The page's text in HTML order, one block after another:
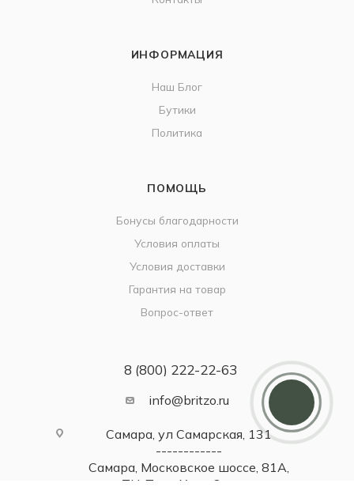
ИНФОРМАЦИЯ
Наш Блог
Бутики
Политика
ПОМОЩЬ
Бонусы благодарности
Условия оплаты
Условия доставки
Гарантия на товар
Вопрос-ответ
8 (800) 222-22-63
info@britzo.ru
Самара, ул Самарская, 131
------------
Самара, Московское шоссе, 81А,
ТЦ Парк Хаус, 2 этаж
Дарим 5000 балов
благодарности зачисляем 5 000 бонусов за